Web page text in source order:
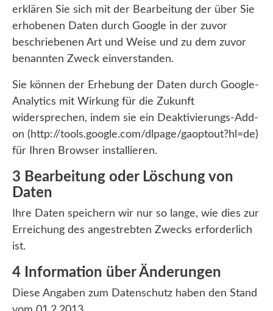
erklären Sie sich mit der Bearbeitung der über Sie
erhobenen Daten durch Google in der zuvor
beschriebenen Art und Weise und zu dem zuvor
benannten Zweck einverstanden.
Sie können der Erhebung der Daten durch Google-
Analytics mit Wirkung für die Zukunft
widersprechen, indem sie ein Deaktivierungs-Add-
on (http://tools.google.com/dlpage/gaoptout?hl=de)
für Ihren Browser installieren.
3 Bearbeitung oder Löschung von
Daten
Ihre Daten speichern wir nur so lange, wie dies zur
Erreichung des angestrebten Zwecks erforderlich
ist.
4 Information über Änderungen
Diese Angaben zum Datenschutz haben den Stand